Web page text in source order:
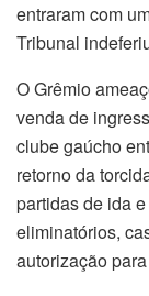
entraram com
Tribunal
O Grêmio
venda de
clube gaúcho
retorno da
partidas de ida
eliminatórios,
autorização